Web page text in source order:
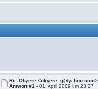
Re: Okyere <okyere_g@yahoo.com>
Antwort #1 -01. April 2009 um 23:27